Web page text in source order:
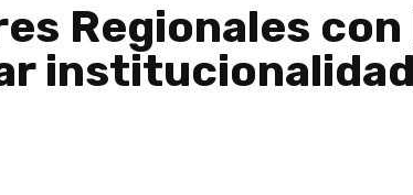
Regionales